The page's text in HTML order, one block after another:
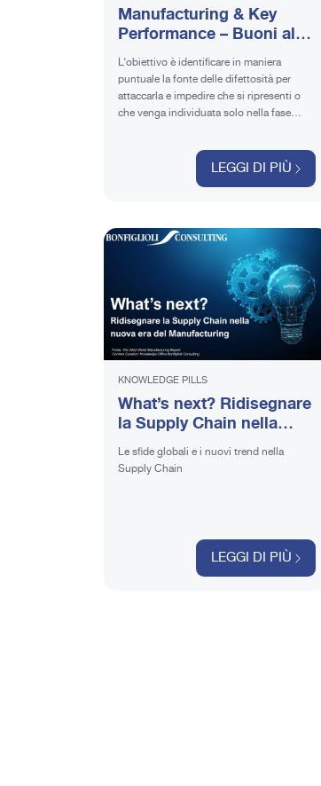
Manufacturing & Key
Performance – Buoni al
primo colpo e work in
progress | Videopillola
L’obiettivo è identificare in maniera
puntuale la fonte delle difettosità per
attaccarla e impedire che si ripresenti o
che venga individuata solo nella fase
LEGGI DI PIÙ
KNOWLEDGE PILLS
What’s next? Ridisegnare
la Supply Chain nella
nuova era del
Manufacturing
Le sfide globali e i nuovi trend nella
Supply Chain
LEGGI DI PIÙ